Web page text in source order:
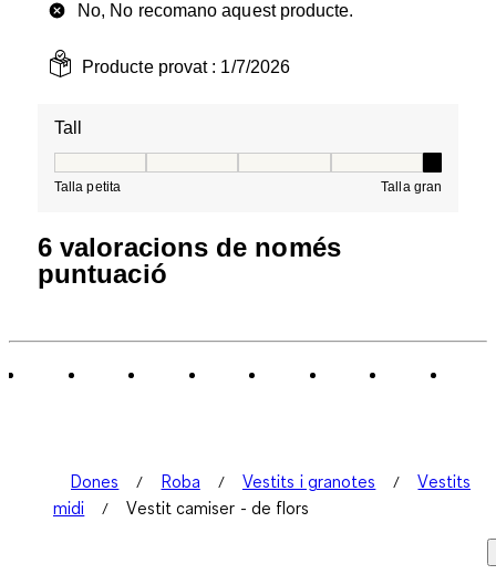
No, No recomano aquest producte.
Producte provat : 1/7/2026
Tall
Talla petita Talla gran
6 valoracions de només
puntuació
Dones Roba Vestits i granotes
Vestits
midi
Vestit camiser - de flors